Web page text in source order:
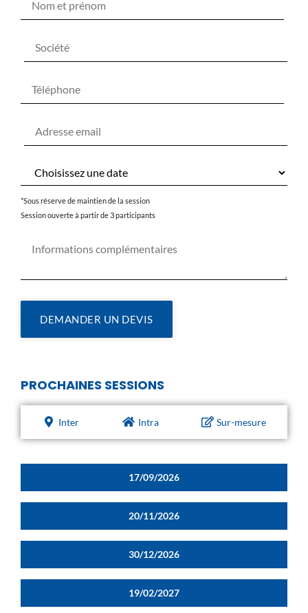
*Sous réserve de maintien de la session
Session ouverte à partir de 3 participants
DEMANDER UN DEVIS
PROCHAINES SESSIONS
Inter Intra Sur-mesure
17/09/2026
20/11/2026
30/12/2026
19/02/2027